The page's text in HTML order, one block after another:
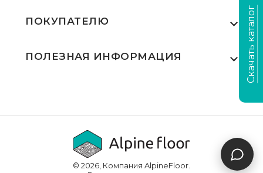
ПОКУПАТЕЛЮ
Где купить
Выполненные проекты
Доставка и оплата
ПОЛЕЗНАЯ ИНФОРМАЦИЯ
Видеообзоры
Для дилеров
Инструкции по укладке
© 2026, Компания AlpineFloor.
Скачать каталог